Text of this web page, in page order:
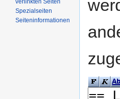
verlinkten Seiten
Spezialseiten
Seiteninformationen